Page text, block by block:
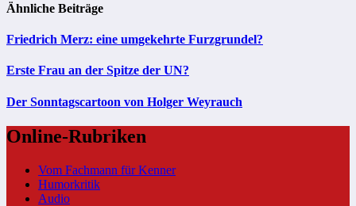
Ähnliche Beiträge
Friedrich Merz: eine umgekehrte Furzgrundel?
Erste Frau an der Spitze der UN?
Der Sonntagscartoon von Holger Weyrauch
Online-Rubriken
Vom Fachmann für Kenner
Humorkritik
Audio